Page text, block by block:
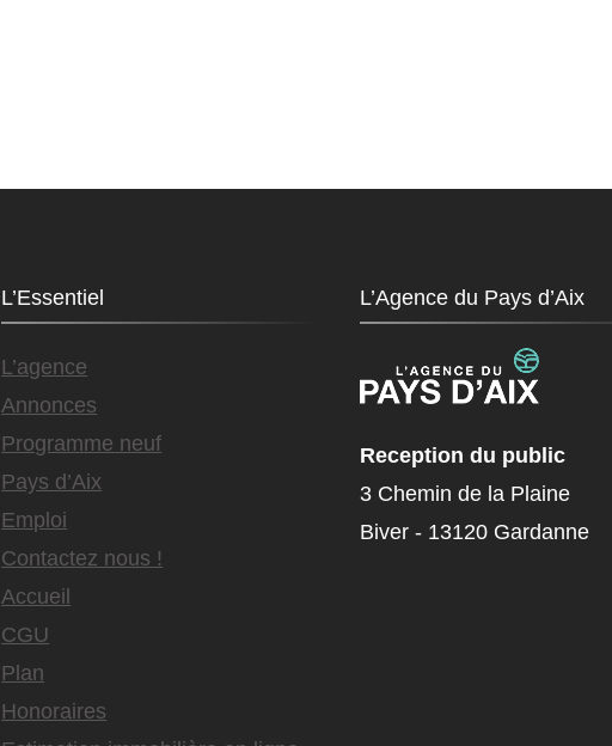
L’Essentiel
L’agence
Annonces
Programme neuf
Pays d’Aix
Emploi
Contactez nous !
Accueil
CGU
Plan
Honoraires
L’Agence du Pays d’Aix
Reception du public
3 Chemin de la Plaine
Biver - 13120 Gardanne